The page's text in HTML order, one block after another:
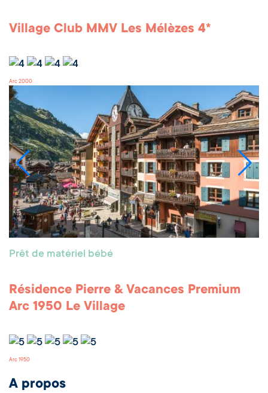
Village Club MMV Les Mélèzes 4*
Arc 2000
Prêt de matériel bébé
Résidence Pierre & Vacances Premium
Arc 1950 Le Village
Arc 1950
A propos